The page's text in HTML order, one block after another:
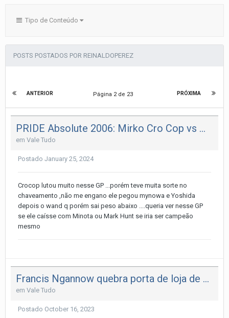
Tipo de Conteúdo
POSTS POSTADOS POR REINALDOPEREZ
ANTERIOR PRÓXIMA
Página 2 de 23
PRIDE Absolute 2006: Mirko Cro Cop vs Wanderlei Silva
em Vale Tudo
Postado January 25, 2024
Crocop lutou muito nesse GP ...porém teve muita sorte no
chaveamento ,não me engano ele pegou mynowa e Yoshida
depois o wand q porém sai peso abaixo ....queria ver nesse GP
se ele caísse com Minota ou Mark Hunt se iria ser campeão
mesmo
Francis Ngannow quebra porta de loja de conveniência
em Vale Tudo
Postado October 16, 2023